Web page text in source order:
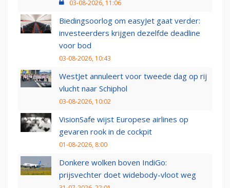
03-08-2026, 11:06
Biedingsoorlog om easyJet gaat verder:
investeerders krijgen dezelfde deadline
voor bod
03-08-2026, 10:43
WestJet annuleert voor tweede dag op rij
vlucht naar Schiphol
03-08-2026, 10:02
VisionSafe wijst Europese airlines op
gevaren rook in de cockpit
01-08-2026, 8:00
Donkere wolken boven IndiGo:
prijsvechter doet widebody-vloot weg